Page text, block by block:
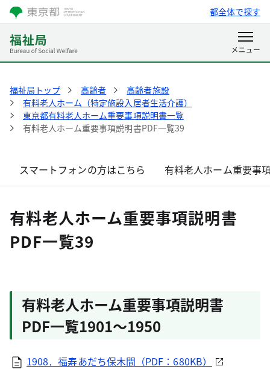
都全体で探す
福祉局トップ 高齢者
高齢者施設
有料老人ホーム（特定施設入居者生活介護）
東京都有料老人ホーム重要事項説明書一覧
有料老人ホーム重要事項説明書PDF一覧39
スマートフォンの方はこちら 有料老人ホーム重要事
有料老人ホーム重要事項説明書
PDF一覧39
有料老人ホーム重要事項説明書
PDF一覧1901～1950
1908．福寿あだち保木間（PDF：680KB）